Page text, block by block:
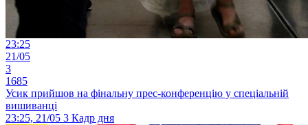
23:25
21/05
3
1685
Усик прийшов на фінальну прес-конференцію у спеціальній
вишиванці
23:25, 21/05 3 Кадр дня